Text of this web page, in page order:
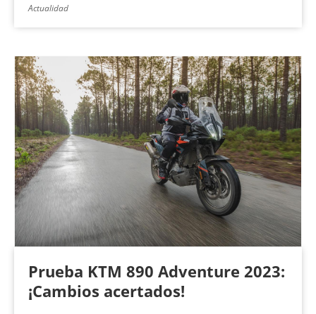
Actualidad
Prueba KTM 890 Adventure 2023:
¡Cambios acertados!